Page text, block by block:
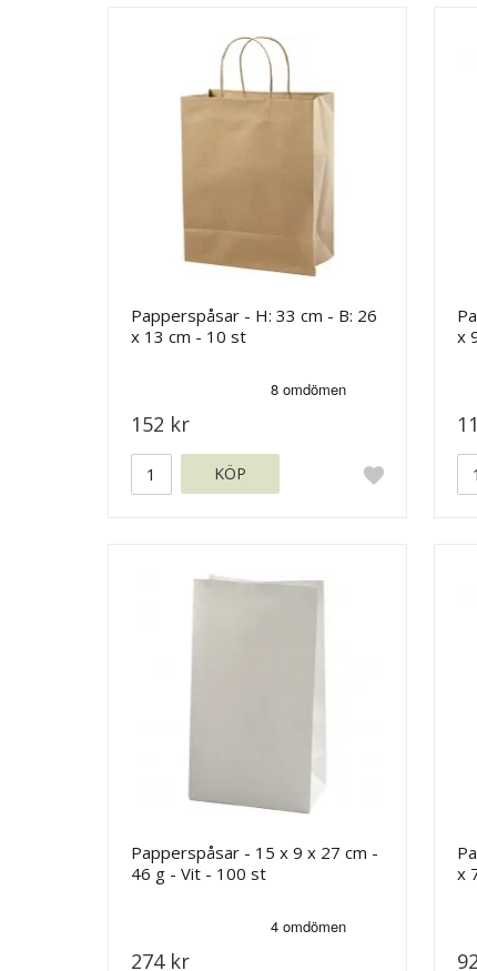
Papperspåsar - H: 33 cm - B: 26
x 13 cm - 10 st
152 kr
KÖP
x
Papperspåsar - 15 x 9 x 27 cm -
46 g - Vit - 100 st
274 kr
x